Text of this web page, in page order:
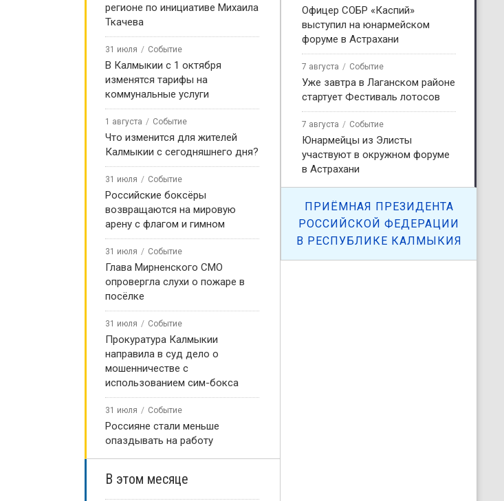
регионе по инициативе Михаила
Ткачева
31 июля Событие
В Калмыкии с 1 октября
изменятся тарифы на
коммунальные услуги
1 августа Событие
Что изменится для жителей
Калмыкии с сегодняшнего дня?
31 июля Событие
Российские боксёры
возвращаются на мировую
арену с флагом и гимном
31 июля Событие
Глава Мирненского СМО
опровергла слухи о пожаре в
посёлке
31 июля Событие
Прокуратура Калмыкии
направила в суд дело о
мошенничестве с
использованием сим-бокса
31 июля Событие
Россияне стали меньше
опаздывать на работу
В этом месяце
Офицер СОБР «Каспий»
выступил на юнармейском
форуме в Астрахани
7 августа Событие
Уже завтра в Лаганском районе
стартует Фестиваль лотосов
7 августа Событие
Юнармейцы из Элисты
участвуют в окружном форуме
в Астрахани
ПРИЁМНАЯ ПРЕЗИДЕНТА
РОССИЙСКОЙ ФЕДЕРАЦИИ
В РЕСПУБЛИКЕ КАЛМЫКИЯ